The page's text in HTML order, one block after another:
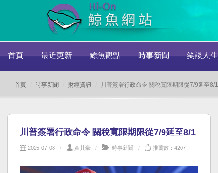
首頁 最近更新 鯨魚觀點 時事新聞 笑談人生
首頁 時事新聞 財經資訊 川普簽署行政命令 關稅寬限期限從7/9延至8/1
川普簽署行政命令 關稅寬限期限從7/9延至8/1
2025-07-08 黃其豪 時事新聞 推薦數：4207